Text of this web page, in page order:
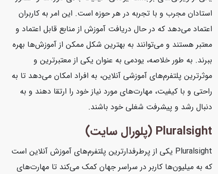
استادان مجرب و با تجربه در هر حوزه است. این امر به کاربران
اعتماد می‌دهد که در حال دریافت آموزش از منابع قابل اعتماد و
معتبر هستند و می‌توانند به بهترین شکل ممکن از آموزش‌ها بهره
ببرند. به طور خلاصه، یودمی به عنوان یکی از معتبرترین و
موثرترین پلتفرم‌های آموزشی آنلاین، به افراد امکان می‌دهد تا به
راحتی و با کیفیت، مهارت‌های مورد نیاز خود را ارتقا دهند و به
دنبال رشد و پیشرفت شغلی خود باشند.
Pluralsight (پلورال سایت)
Pluralsight یکی از پرطرفدارترین پلتفرم‌های آموزش آنلاین است
که به میلیون‌ها کاربر در سراسر جهان کمک می‌کند تا مهارت‌های